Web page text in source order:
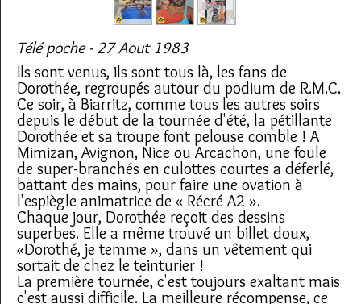
Télé poche - 27 Aout 1983
Ils sont venus, ils sont tous là, les fans de
Dorothée, regroupés autour du podium de R.M.C.
Ce soir, à Biarritz, comme tous les autres soirs
depuis le début de la tournée d'été, la pétillante
Dorothée et sa troupe font pelouse comble ! A
Mimizan, Avignon, Nice ou Arcachon, une foule
de super-branchés en culottes courtes a déferlé,
battant des mains, pour faire une ovation à
l'espiègle animatrice de « Récré A2 ».
Chaque jour, Dorothée reçoit des dessins
superbes. Elle a même trouvé un billet doux,
«Dorothé, je temme », dans un vêtement qui
sortait de chez le teinturier !
La première tournée, c'est toujours exaltant mais
c'est aussi difficile. La meilleure récompense, ce